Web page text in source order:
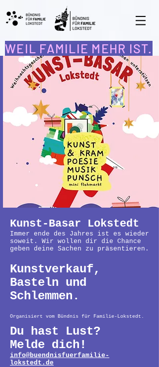
WEIL FAMILIE MEHR IST.
Kunst-Basar Lokstedt
Immer ende des Jahres ist es wieder
soweit. Wir wollen dir die Chance
geben deine Sachen zu präsentieren.
Kunstverkauf,
Basteln und
Schlemmen.
Organisiert vom Bündnis für Familie-Lokstedt.
Du hast Lust?
Melde dich!
info@buendnisfuerfamilie-
lokstedt.de